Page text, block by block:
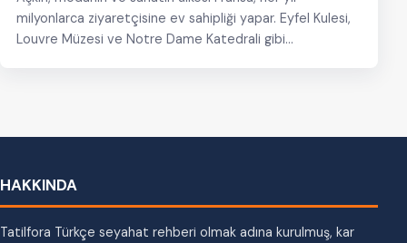
milyonlarca ziyaretçisine ev sahipliği yapar. Eyfel Kulesi,
Louvre Müzesi ve Notre Dame Katedrali gibi…
HAKKINDA
Tatilfora Türkçe seyahat rehberi olmak adına kurulmuş, kar